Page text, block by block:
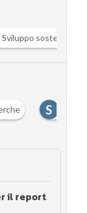
Sviluppo sostenibile
S
il report